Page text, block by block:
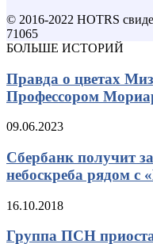
© 2016-2022 HOTRS
71065
БОЛЬШЕ ИСТОРИЙ
Правда о цветах
Профессором
09.06.2023
Сбербанк получит
небоскреба рядом с
16.10.2018
Группа ПСН